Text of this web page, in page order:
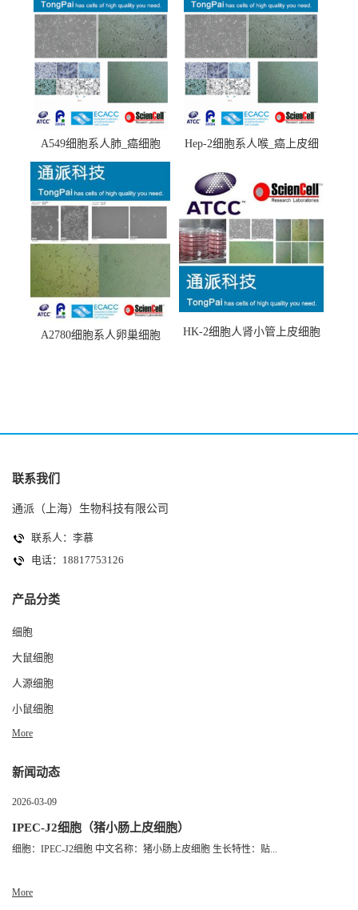
A549细胞系人肺_癌细胞
(A549细胞)
Hep-2细胞系人喉_癌上皮细
A2780细胞系人卵巢细胞
HK-2细胞人肾小管上皮细胞
联系我们
通派（上海）生物科技有限公司
联系人：李慕
电话：18817753126
产品分类
细胞
大鼠细胞
人源细胞
小鼠细胞
More
新闻动态
2026-03-09
IPEC-J2细胞（猪小肠上皮细胞）
细胞：IPEC-J2细胞 中文名称：猪小肠上皮细胞 生长特性：贴...
More